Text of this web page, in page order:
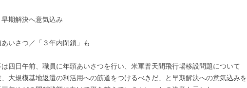
期解決へ意気込み
いさつ／「３年内閉鎖」も
四日午前、職員に年頭あいさつを行い、米軍普天間飛行場移設問題について
、大規模基地返還の利活用への筋道をつけるべきだ」と早期解決への意気込みを